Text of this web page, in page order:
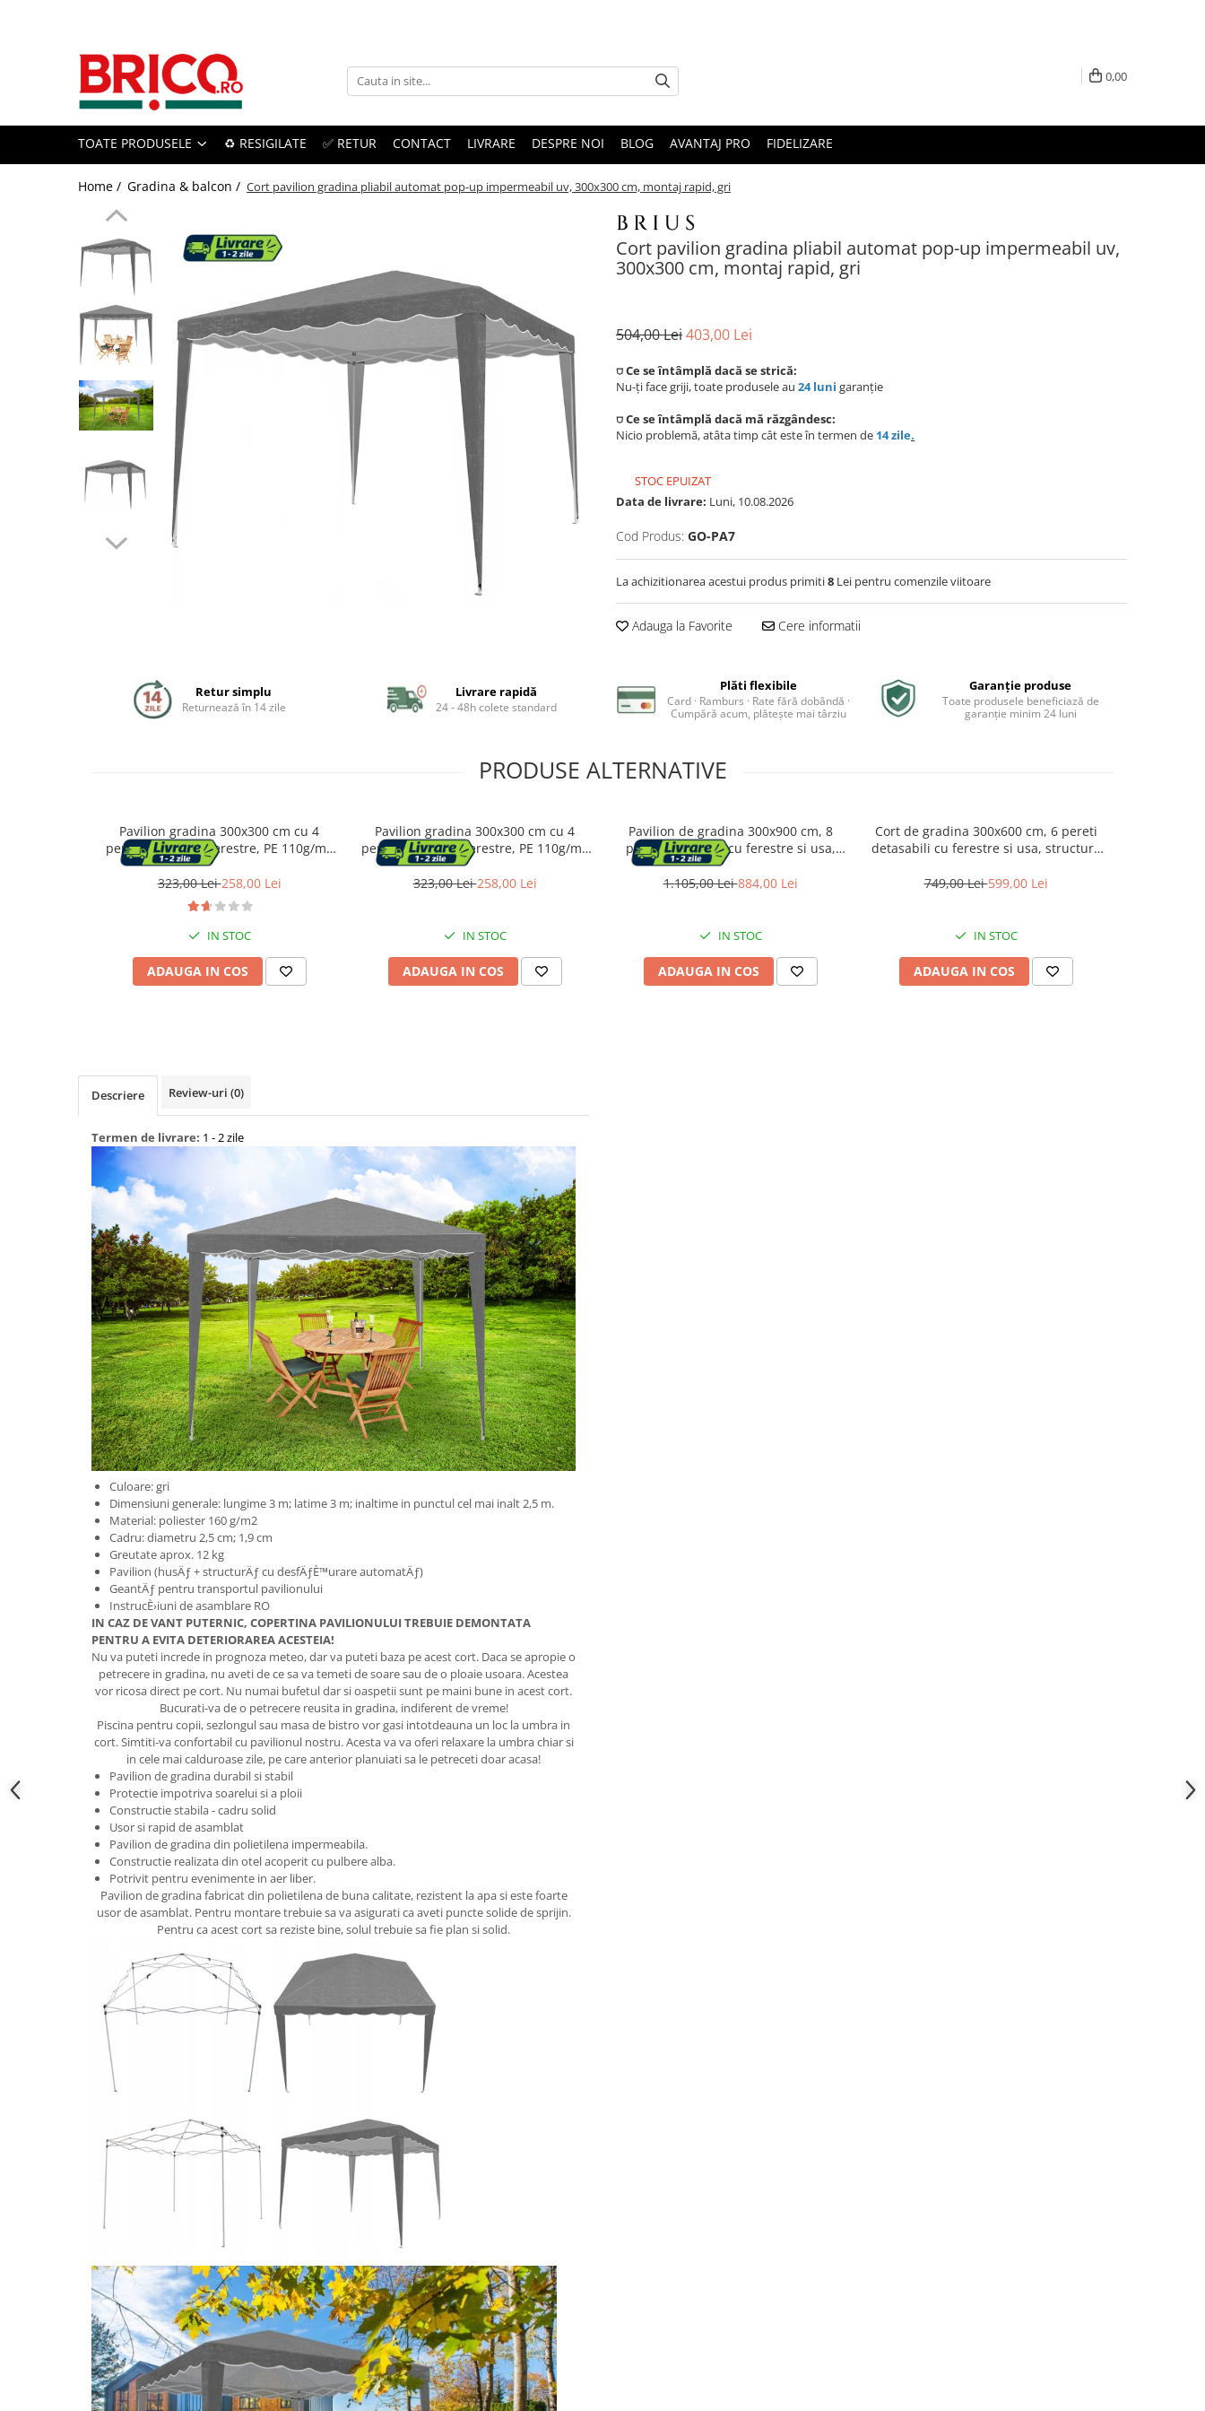
Toate Produsele
Baterii sanitare
Baterii chiuveta baie
Baterii cada si dus
Baterii bideu si dus igienic
Accesorii baterii
Sisteme de dus
Coloane de dus
Sisteme de dus incastrate
Brate si palarii dus
Aparate de tuns & ras
Cantare corporale
Mobilier pentru baie
Dulapuri baie
Mobilier baie
Accesorii baie
Cuiere si suporturi prosoape
Rafturi si depozitare
Accesorii cada
Accesorii lavoare
Cosuri de rufe
Suporturi si accesorii de baie
Bucatarie
Mobila bucatarie
Dulapuri si rafturi depozitare
Mese bucatarie si living
Scaune bucatarie & living
Vase & ustensile pentru gatit
Ustensile bucatarie
Accesorii pentru bucatarie
Cosuri de gunoi
Suporturi si accesorii de bucatarie
Mobila living
0,00
TOATE PRODUSELE ♻️ RESIGILATE ✅ RETUR CONTACT LIVRARE DESPRE NOI BLOG AVANTAJ PRO FIDELIZARE
Home / Gradina & balcon / Cort pavilion gradina pliabil automat pop-up impermeabil uv, 300x300 cm, montaj rapid, gri
Cort pavilion gradina pliabil automat pop-up impermeabil uv,
300x300 cm, montaj rapid, gri
504,00 Lei403,00 Lei
⛉ Ce se întâmplă dacă se strică:
Nu-ți face griji, toate produsele au 24 luni garanție
⛉ Ce se întâmplă dacă mă răzgândesc:
Nicio problemă, atâta timp cât este în termen de 14 zile.
STOC EPUIZAT
Data de livrare: Luni, 10.08.2026
Cod Produs: GO-PA7
La achizitionarea acestui produs primiti8 Lei pentru comenzile viitoare
Adauga la Favorite Cere informatii
Retur simplu
Returnează în 14 zile
Livrare rapidă
24 - 48h colete standard
Plăti flexibile
Card · Ramburs · Rate fără dobândă ·
Cumpără acum, plătește mai târziu
Garanție produse
Toate produsele beneficiază de
garanție minim 24 luni
PRODUSE ALTERNATIVE
Pavilion gradina 300x300 cm cu 4
pereti laterali cu ferestre, PE 110g/m2
impermeabil, cadru otel, gri
323,00 Lei258,00 Lei
IN STOC
ADAUGA IN COS
Pavilion gradina 300x300 cm cu 4
pereti laterali cu ferestre, PE 110g/m2
impermeabil, cadru otel, verde
323,00 Lei258,00 Lei
IN STOC
ADAUGA IN COS
Pavilion de gradina 300x900 cm, 8
pereti detasabili cu ferestre si usa,
structura metalica, PE impermeabil,
alb
1.105,00 Lei884,00 Lei
IN STOC
ADAUGA IN COS
Cort de gradina 300x600 cm, 6 pereti
detasabili cu ferestre si usa, structura
749,00 Lei599,00 Lei
IN STOC
ADAUGA IN COS
Descriere Review-uri (0)
Termen de livrare: 1 - 2 zile
Culoare: gri
Dimensiuni generale: lungime 3 m; latime 3 m; inaltime in punctul cel mai inalt 2,5 m.
Material: poliester 160 g/m2
Cadru: diametru 2,5 cm; 1,9 cm
Greutate aprox. 12 kg
Pavilion (husÄƒ + structurÄƒ cu desfÄƒÈ™urare automatÄƒ)
GeantÄƒ pentru transportul pavilionului
InstrucÈ›iuni de asamblare RO
IN CAZ DE VANT PUTERNIC, COPERTINA PAVILIONULUI TREBUIE DEMONTATA
PENTRU A EVITA DETERIORAREA ACESTEIA!
Nu va puteti increde in prognoza meteo, dar va puteti baza pe acest cort. Daca se apropie o
petrecere in gradina, nu aveti de ce sa va temeti de soare sau de o ploaie usoara. Acestea
vor ricosa direct pe cort. Nu numai bufetul dar si oaspetii sunt pe maini bune in acest cort.
Bucurati-va de o petrecere reusita in gradina, indiferent de vreme!
Piscina pentru copii, sezlongul sau masa de bistro vor gasi intotdeauna un loc la umbra in
cort. Simtiti-va confortabil cu pavilionul nostru. Acesta va va oferi relaxare la umbra chiar si
in cele mai calduroase zile, pe care anterior planuiati sa le petreceti doar acasa!
Pavilion de gradina durabil si stabil
Protectie impotriva soarelui si a ploii
Constructie stabila - cadru solid
Usor si rapid de asamblat
Pavilion de gradina din polietilena impermeabila.
Constructie realizata din otel acoperit cu pulbere alba.
Potrivit pentru evenimente in aer liber.
Pavilion de gradina fabricat din polietilena de buna calitate, rezistent la apa si este foarte
usor de asamblat. Pentru montare trebuie sa va asigurati ca aveti puncte solide de sprijin.
Pentru ca acest cort sa reziste bine, solul trebuie sa fie plan si solid.